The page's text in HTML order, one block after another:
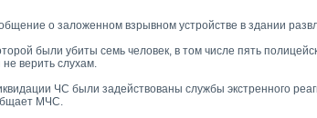
о заложенном взрывном устройстве в здании
были убиты семь человек, в том числе пять
верить слухам.
ЧС были задействованы службы экстренного
МЧС.